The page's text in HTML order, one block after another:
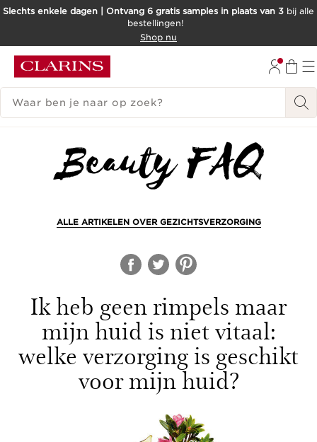
DOORGAAN NAAR INHOUD
Slechts enkele dagen | Ontvang 6 gratis samples in plaats van 3 bij alle
bestellingen!
Shop nu
ZOEKGESCHIEDENIS
ALLE ARTIKELEN OVER GEZICHTSVERZORGING
Ik heb geen rimpels maar
mijn huid is niet vitaal:
welke verzorging is geschikt
voor mijn huid?